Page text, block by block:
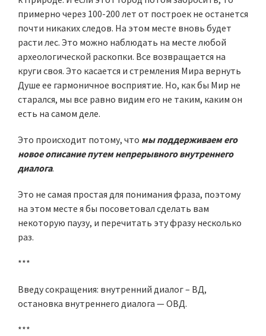
примерно через 100-200 лет от построек не останется
почти никаких следов. На этом месте вновь будет
расти лес. Это можно наблюдать на месте любой
археологической раскопки. Все возвращается на
круги своя. Это касается и стремления Мира вернуть
Душе ее гармоничное восприятие. Но, как бы Мир не
старался, мы все равно видим его не таким, каким он
есть на самом деле.
Это происходит потому, что мы поддерживаем его
новое описание путем непрерывного внутреннего
диалога.
Это не самая простая для понимания фраза, поэтому
на этом месте я бы посоветовал сделать вам
некоторую паузу, и перечитать эту фразу несколько
раз.
***
Введу сокращения: внутренний диалог – ВД,
остановка внутреннего диалога — ОВД.
***